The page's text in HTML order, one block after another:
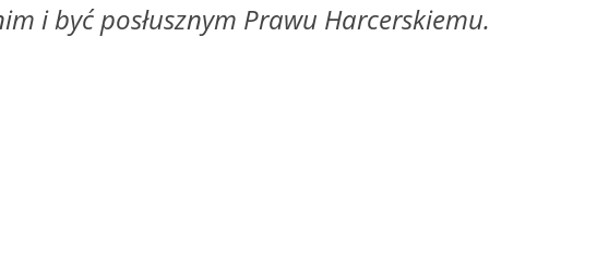
i być posłusznym Prawu Harcerskiemu.